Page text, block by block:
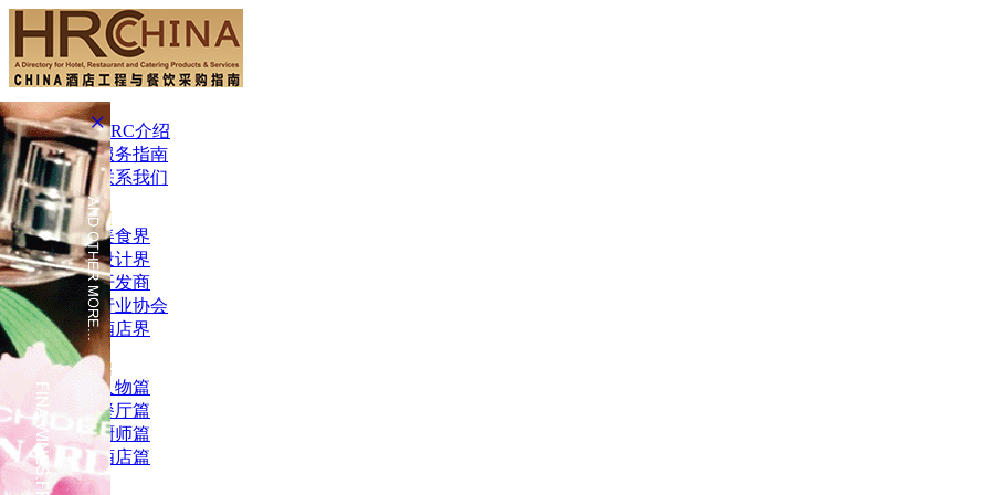
×HRC介绍
服务指南
联系我们
美食界
设计界
开发商
行业协会
酒店界
人物篇
餐厅篇
厨师篇
酒店篇